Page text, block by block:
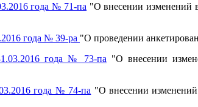
года № 71-па "О внесении изменений
года № 39-ра "О проведении
года № 73-па "О внесении
года № 74-па "О внесении